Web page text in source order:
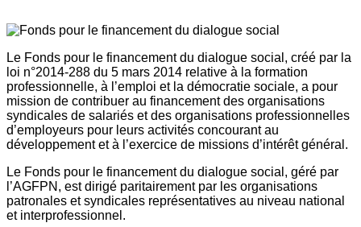
Le Fonds pour le financement du dialogue social, créé par la
loi n°2014-288 du 5 mars 2014 relative à la formation
professionnelle, à l’emploi et la démocratie sociale, a pour
mission de contribuer au financement des organisations
syndicales de salariés et des organisations professionnelles
d’employeurs pour leurs activités concourant au
développement et à l’exercice de missions d’intérêt général.
Le Fonds pour le financement du dialogue social, géré par
l’AGFPN, est dirigé paritairement par les organisations
patronales et syndicales représentatives au niveau national
et interprofessionnel.